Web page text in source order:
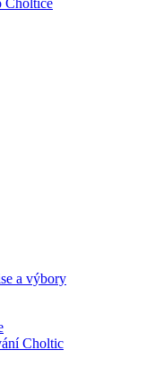
Choltice
a výbory
Choltic